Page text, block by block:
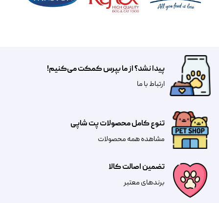
تضمین اصالت کالا
​​برندهای معتبر​​​​​​​
تنوع کامل محصولات پت شاپی
مشاهده همه محصولات
پیدا نشد؟ از ما بپرس کمکت می‌کنیم!
​​​ارتباط با ما